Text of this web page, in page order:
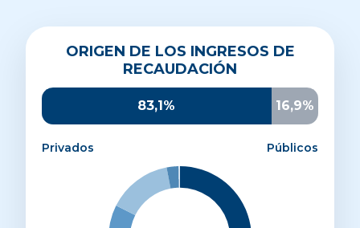
ORIGEN DE LOS INGRESOS DE
RECAUDACIÓN
83,1% 16,9%
Privados Públicos
Origen de los ingresos de recaudación
Socios y donantes
Administración local y autonómica 13,9%
Herencias y legados
20,9%
Otros ingresos privados
8,1%
Parroquias y entidades religiosas
14,6%